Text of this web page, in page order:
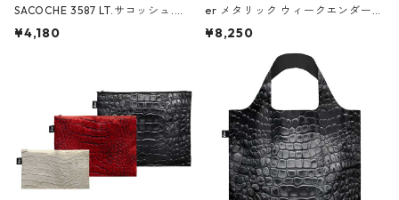
SACOCHE 3587 LT.サコッシュ.ル
ミエ-B ショルダーバッグ グロスピ
¥4,180
er メタリック ウィークエンダー
ボストンバッグ ショルダーバッグ
Black ジャン=ミッシェル・バスキ
ア/クラウン ブラック
¥8,250